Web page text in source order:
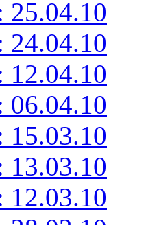
25.04.10
24.04.10
12.04.10
06.04.10
15.03.10
13.03.10
12.03.10